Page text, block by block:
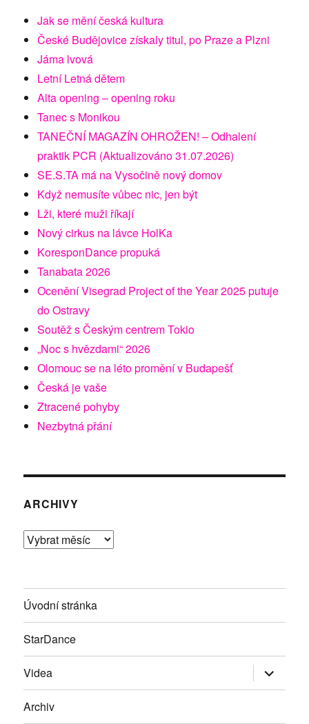
Jak se mění česká kultura
České Budějovice získaly titul, po Praze a Plzni
Jáma lvová
Letní Letná dětem
Alta opening – opening roku
Tanec s Monikou
TANEČNÍ MAGAZÍN OHROŽEN! – Odhalení
praktik PCR (Aktualizováno 31.07.2026)
SE.S.TA má na Vysočině nový domov
Když nemusíte vůbec nic, jen být
Lži, které muži říkají
Nový cirkus na lávce HolKa
KoresponDance propuká
Tanabata 2026
Ocenění Visegrad Project of the Year 2025 putuje
do Ostravy
Soutěž s Českým centrem Tokio
„Noc s hvězdami“ 2026
Olomouc se na léto promění v Budapešť
Česká je vaše
Ztracené pohyby
Nezbytná přání
ARCHIVY
Archivy
Úvodní stránka
StarDance
Videa Zobrazit
položky
Archiv